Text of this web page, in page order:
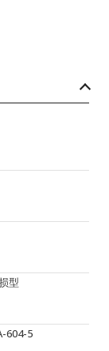
型
604-5